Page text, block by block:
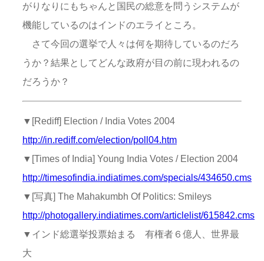
がりなりにもちゃんと国民の総意を問うシステムが
機能しているのはインドのエライところ。
さて今回の選挙で人々は何を期待しているのだろ
うか？結果としてどんな政府が目の前に現われるの
だろうか？
▼[Rediff] Election / India Votes 2004
http://in.rediff.com/election/poll04.htm
▼[Times of India] Young India Votes / Election 2004
http://timesofindia.indiatimes.com/specials/434650.cms
▼[写真] The Mahakumbh Of Politics: Smileys
http://photogallery.indiatimes.com/articlelist/615842.cms
▼インド総選挙投票始まる 有権者６億人、世界最
大